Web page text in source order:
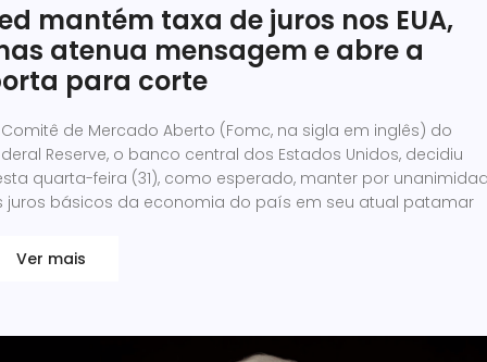
mantém taxa de juros nos EUA,
atenua mensagem e abre a
para corte
de Mercado Aberto (Fomc, na sigla em inglês) do
Reserve, o banco central dos Estados Unidos, decidiu
quarta-feira (31), como esperado, manter por
juros básicos da economia do país em seu atual patamar
Ver mais